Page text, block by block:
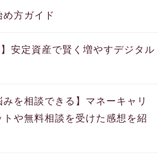
方ガイド
安定資産で賢く増やすデジタル
みを相談できる】マネーキャリ
や無料相談を受けた感想を紹